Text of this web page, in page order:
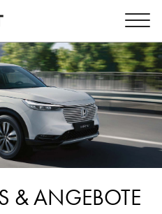
& ANGEBOTE